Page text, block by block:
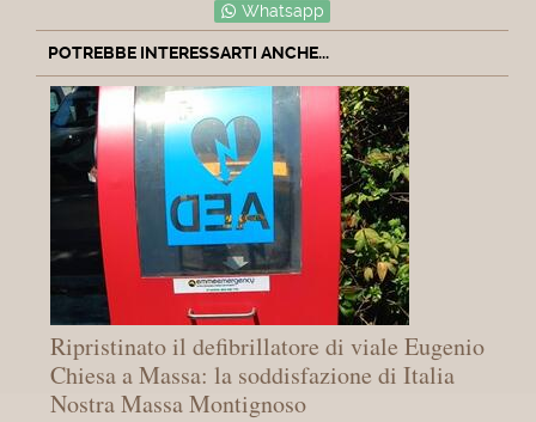
Whatsapp
POTREBBE INTERESSARTI ANCHE...
Ripristinato il defibrillatore di viale Eugenio
Chiesa a Massa: la soddisfazione di Italia
Nostra Massa Montignoso